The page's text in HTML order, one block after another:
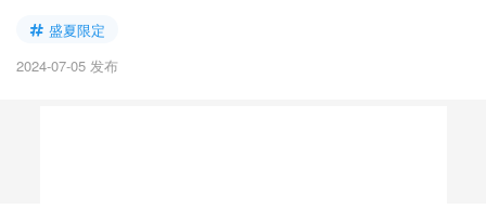
盛夏限定
2024-07-05 发布